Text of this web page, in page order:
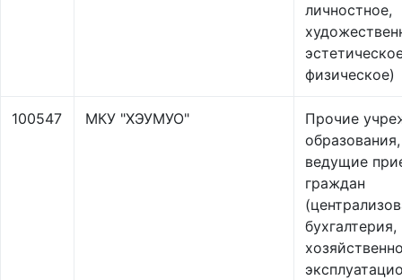
личностное,
физическое)
100547 МКУ "ХЭУМУО"
Прочие
ведущие
граждан
бухгалтерия,